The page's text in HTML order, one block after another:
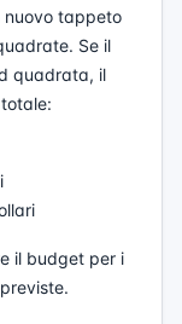
nuovo tappeto
Se il
quadrata, il
il budget per i